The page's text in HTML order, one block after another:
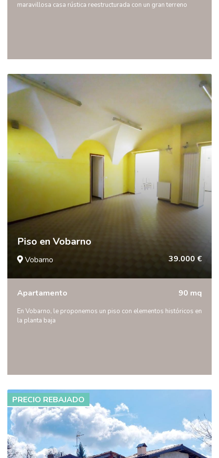
maravillosa casa rústica reestructurada con un gran terreno
Piso en Vobarno
Vobarno 39.000 €
Apartamento 90 mq
En Vobarno, le proponemos un piso con elementos históricos en
la planta baja
PRECIO REBAJADO